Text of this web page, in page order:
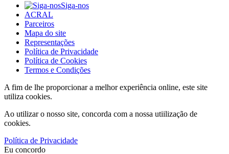
Siga-nos
ACRAL
Parceiros
Mapa do site
Representações
Política de Privacidade
Política de Cookies
Termos e Condições
A fim de lhe proporcionar a melhor experiência online, este site
utiliza cookies.
Ao utilizar o nosso site, concorda com a nossa utiilização de
cookies.
Política de Privacidade
Eu concordo